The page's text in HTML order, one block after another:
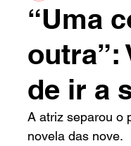
Tecnologia
“Uma
outra”:
de ir a
A atriz separou o
novela das nove.